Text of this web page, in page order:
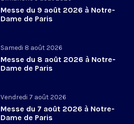
Messe du 9 août 2026 à Notre-
Dame de Paris
Samedi 8 août 2026
Messe du 8 août 2026 à Notre-
Dame de Paris
Vendredi 7 août 2026
Messe du 7 août 2026 à Notre-
Dame de Paris